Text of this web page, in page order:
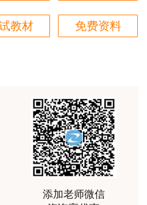
师确实讲的很好
教材 免费资料
添加老师微信